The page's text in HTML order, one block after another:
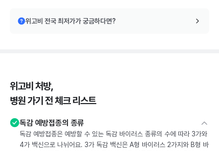
위고비 전국 최저가가 궁금하다면?
위고비 처방,
병원 가기 전 체크 리스트
독감 예방접종의 종류
독감 예방접종은 예방할 수 있는 독감 바이러스 종류의 수에 따라 3가와
4가 백신으로 나뉘어요. 3가 독감 백신은 A형 바이러스 2가지와 B형 바